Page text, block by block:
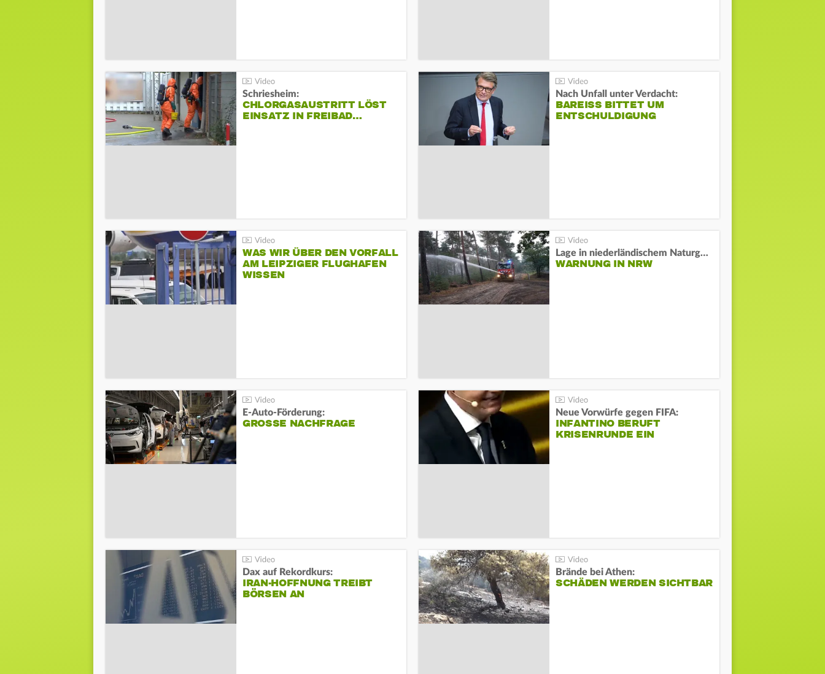
Schriesheim:
CHLORGASAUSTRITT LÖST
EINSATZ IN FREIBAD…
Nach Unfall unter Verdacht:
BAREISS BITTET UM E
NTSCHULDIGUNG
WAS WIR ÜBER DEN VORFALL
AM LEIPZIGER FLUGHAFEN
WISSEN
Lage in niederländischem Naturgebiet stabil
WARNUNG IN NRW
E-Auto-Förderung:
GROSSE NACHFRAGE
Neue Vorwürfe gegen FIFA:
INFANTINO BERUFT
KRISENRUNDE EIN
Dax auf Rekordkurs:
IRAN-HOFFNUNG TREIBT
BÖRSEN AN
Brände bei Athen:
SCHÄDEN WERDEN SICHTBAR